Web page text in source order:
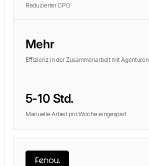
Reduzierter CPO
Mehr
Effizienz in der Zusammenarbeit mit Agenturen
5-10 Std.
Manuelle Arbeit pro Woche eingespart